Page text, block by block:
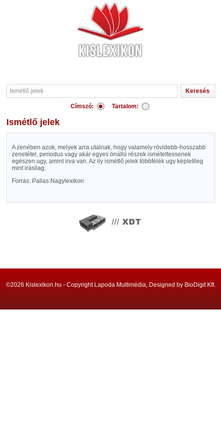
Címszó: Tartalom:
Ismétlő jelek
A zenében azok, melyek arra utalnak, hogy valamely rövidebb-hosszabb
zenetétel, periodus vagy akár egyes önálló részek ismételtessenek
egészen ugy, amint irva van. Az ily ismétlő jelek többfélék ugy képletileg
mint irásilag.
Forrás: Pallas Nagylexikon
©2026 Kislexikon.hu - Copyright Lapoda Multimédia, Designed by BioDigit Kft.